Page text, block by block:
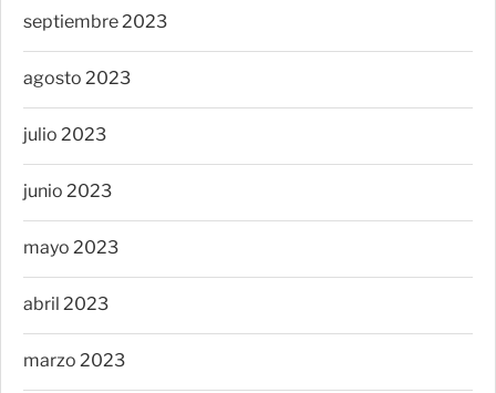
septiembre 2023
agosto 2023
julio 2023
junio 2023
mayo 2023
abril 2023
marzo 2023